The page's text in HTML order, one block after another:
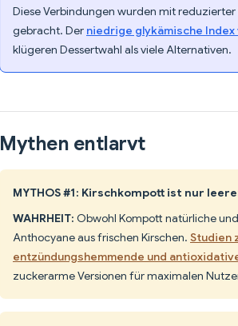
Diese Verbindungen wurden mit
gebracht. Der niedrige glykämische Index
klügeren Dessertwahl als viele Alternativen.
Mythen entlarvt
MYTHOS #1: Kirschkompott ist nur
WAHRHEIT: Obwohl Kompott natürliche
Anthocyane aus frischen Kirschen. Studien
entzündungshemmende und
zuckerarme Versionen für maximalen